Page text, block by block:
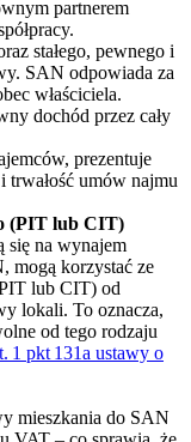
partnerem
stałego, pewnego i
SAN odpowiada za
właściciela.
dochód przez cały
prezentuje
trwałość umów najmu
(PIT lub CIT)
się na wynajem
mogą korzystać ze
lub CIT) od
lokali. To oznacza,
od tego rodzaju
1 pkt 131a ustawy o
mieszkania do SAN